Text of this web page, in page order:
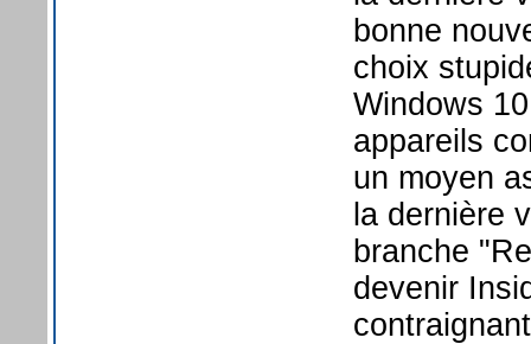
bonne
choix
Windows
appareils
un moyen
la dernière
branche
devenir